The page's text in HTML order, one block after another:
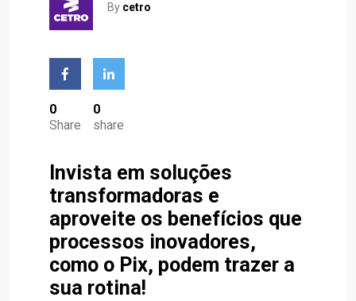
By cetro
0
Share
0
share
Invista em soluções
transformadoras e
aproveite os benefícios que
processos inovadores,
como o Pix, podem trazer a
sua rotina!